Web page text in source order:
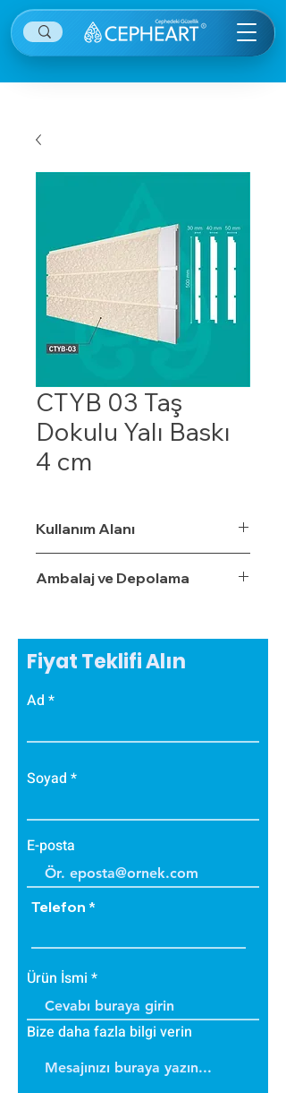
CTYB 03 Taş
Dokulu Yalı Baskı
4 cm
Kullanım Alanı
Ambalaj ve Depolama
Fiyat Teklifi Alın
Ad
Soyad
E-posta
Telefon
Ürün İsmi
Bize daha fazla bilgi verin